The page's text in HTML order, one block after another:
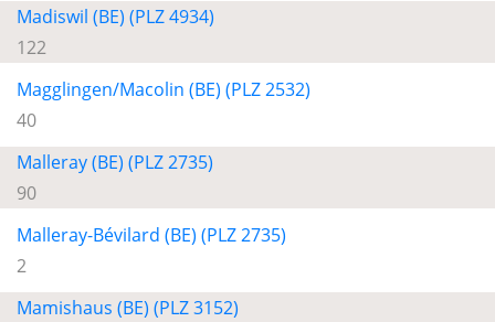
Madiswil (BE) (PLZ 4934)
122
Magglingen/Macolin (BE) (PLZ 2532)
40
Malleray (BE) (PLZ 2735)
90
Malleray-Bévilard (BE) (PLZ 2735)
2
Mamishaus (BE) (PLZ 3152)